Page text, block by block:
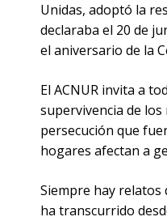
Unidas, adoptó la
declaraba el 20 de
el aniversario de la
El ACNUR invita a
supervivencia de
persecución que
hogares afectan a
Siempre hay
ha transcurrido